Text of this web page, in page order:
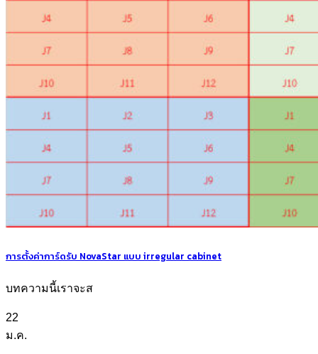
การตั้งค่าการ์ดรับ NovaStar แบบ irregular cabinet
บทความนี้เราจะส
22
ม.ค.